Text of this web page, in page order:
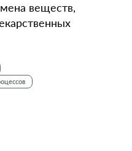
веществ,